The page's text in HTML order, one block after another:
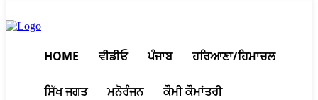
HOME ਵੀਡੀਓ ਪੰਜਾਬ ਹਰਿਆਣਾ/ਹਿਮਾਚਲ
ਸਿੱਖ ਜਗਤ ਮਨੋਰੰਜਨ ਕੌਮੀ ਕੌਮਾਂਤਰੀ